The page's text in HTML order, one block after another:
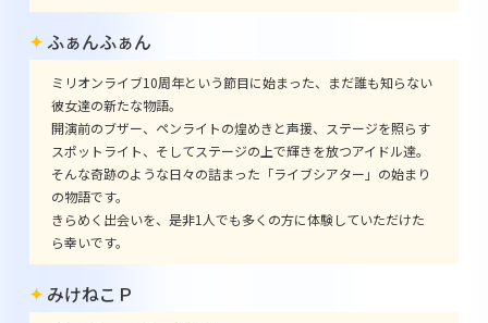
ふぁんふぁん
ミリオンライブ10周年という節目に始まった、まだ誰も知らない
彼女達の新たな物語。
開演前のブザー、ペンライトの煌めきと声援、ステージを照らす
スポットライト、そしてステージの上で輝きを放つアイドル達。
そんな奇跡のような日々の詰まった「ライブシアター」の始まり
の物語です。
きらめく出会いを、是非1人でも多くの方に体験していただけた
ら幸いです。
みけねこＰ